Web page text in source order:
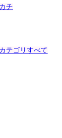
チ
テゴリすべて